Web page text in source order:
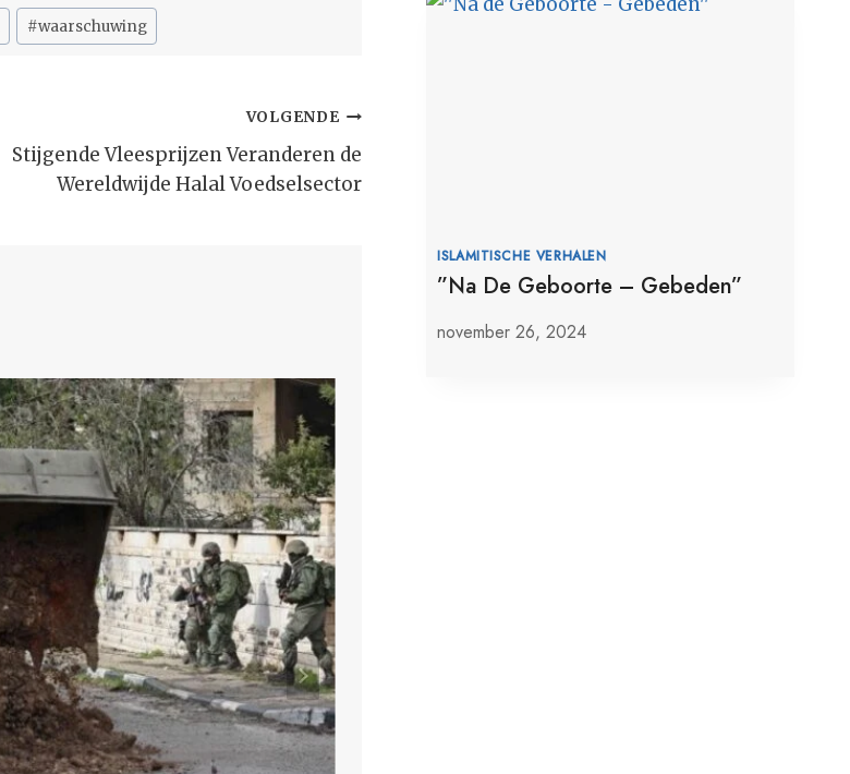
#waarschuwing
VOLGENDE
Stijgende Vleesprijzen Veranderen de
Wereldwijde Halal Voedselsector
ISLAMITISCHE VERHALEN
”Na De Geboorte – Gebeden”
november 26, 2024